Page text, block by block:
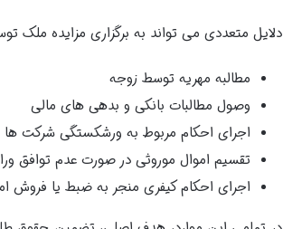
دلایل متعددی می تواند به برگزاری مزایده ملک
مطالبه مهریه توسط زوجه
وصول مطالبات بانکی و بدهی های مالی
اجرای احکام مربوط به ورشکستگی شرکت
تقسیم اموال موروثی در صورت عدم توافق
اجرای احکام کیفری منجر به ضبط یا فروش